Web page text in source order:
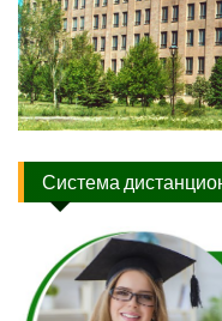
Система